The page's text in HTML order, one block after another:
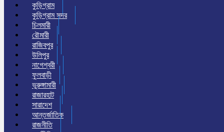
কুড়িগ্রাম
কুড়িগ্রাম সদর
চিলমারী
রৌমারী
রাজিবপুর
উলিপুর
নাগেশ্বরী
ফুলবাড়ী
ভুরুঙ্গামারী
রাজারহাট
সারাদেশ
আন্তর্জাতিক
রাজনীতি